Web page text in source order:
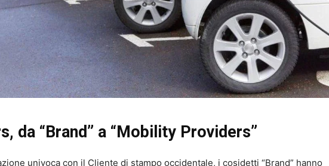
da “Brand” a “Mobility Providers”
univoca con il Cliente di stampo occidentale, i cosidetti “Brand” hanno